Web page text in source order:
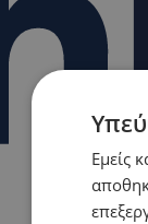
Εμείς